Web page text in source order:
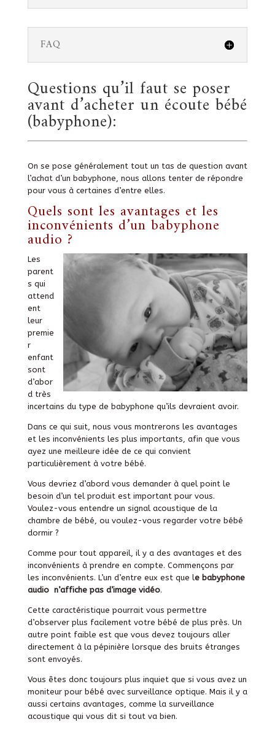
FAQ
Questions qu’il faut se poser
avant d’acheter un écoute bébé
(babyphone):
On se pose généralement tout un tas de question avant
l’achat d’un babyphone, nous allons tenter de répondre
pour vous à certaines d’entre elles.
Quels sont les avantages et les
inconvénients d’un babyphone
audio ?
Les
parent
s qui
attend
ent
leur
premie
r
enfant
sont
d’abor
d très
incertains du type de babyphone qu’ils devraient avoir.
Dans ce qui suit, nous vous montrerons les avantages
et les inconvénients les plus importants, afin que vous
ayez une meilleure idée de ce qui convient
particulièrement à votre bébé.
Vous devriez d’abord vous demander à quel point le
besoin d’un tel produit est important pour vous.
Voulez-vous entendre un signal acoustique de la
chambre de bébé, ou voulez-vous regarder votre bébé
dormir ?
Comme pour tout appareil, il y a des avantages et des
inconvénients à prendre en compte. Commençons par
les inconvénients. L’un d’entre eux est que le babyphone
audio n’affiche pas d’image vidéo.
Cette caractéristique pourrait vous permettre
d’observer plus facilement votre bébé de plus près. Un
autre point faible est que vous devez toujours aller
directement à la pépinière lorsque des bruits étranges
sont envoyés.
Vous êtes donc toujours plus inquiet que si vous avez un
moniteur pour bébé avec surveillance optique. Mais il y a
aussi certains avantages, comme la surveillance
acoustique qui vous dit si tout va bien.